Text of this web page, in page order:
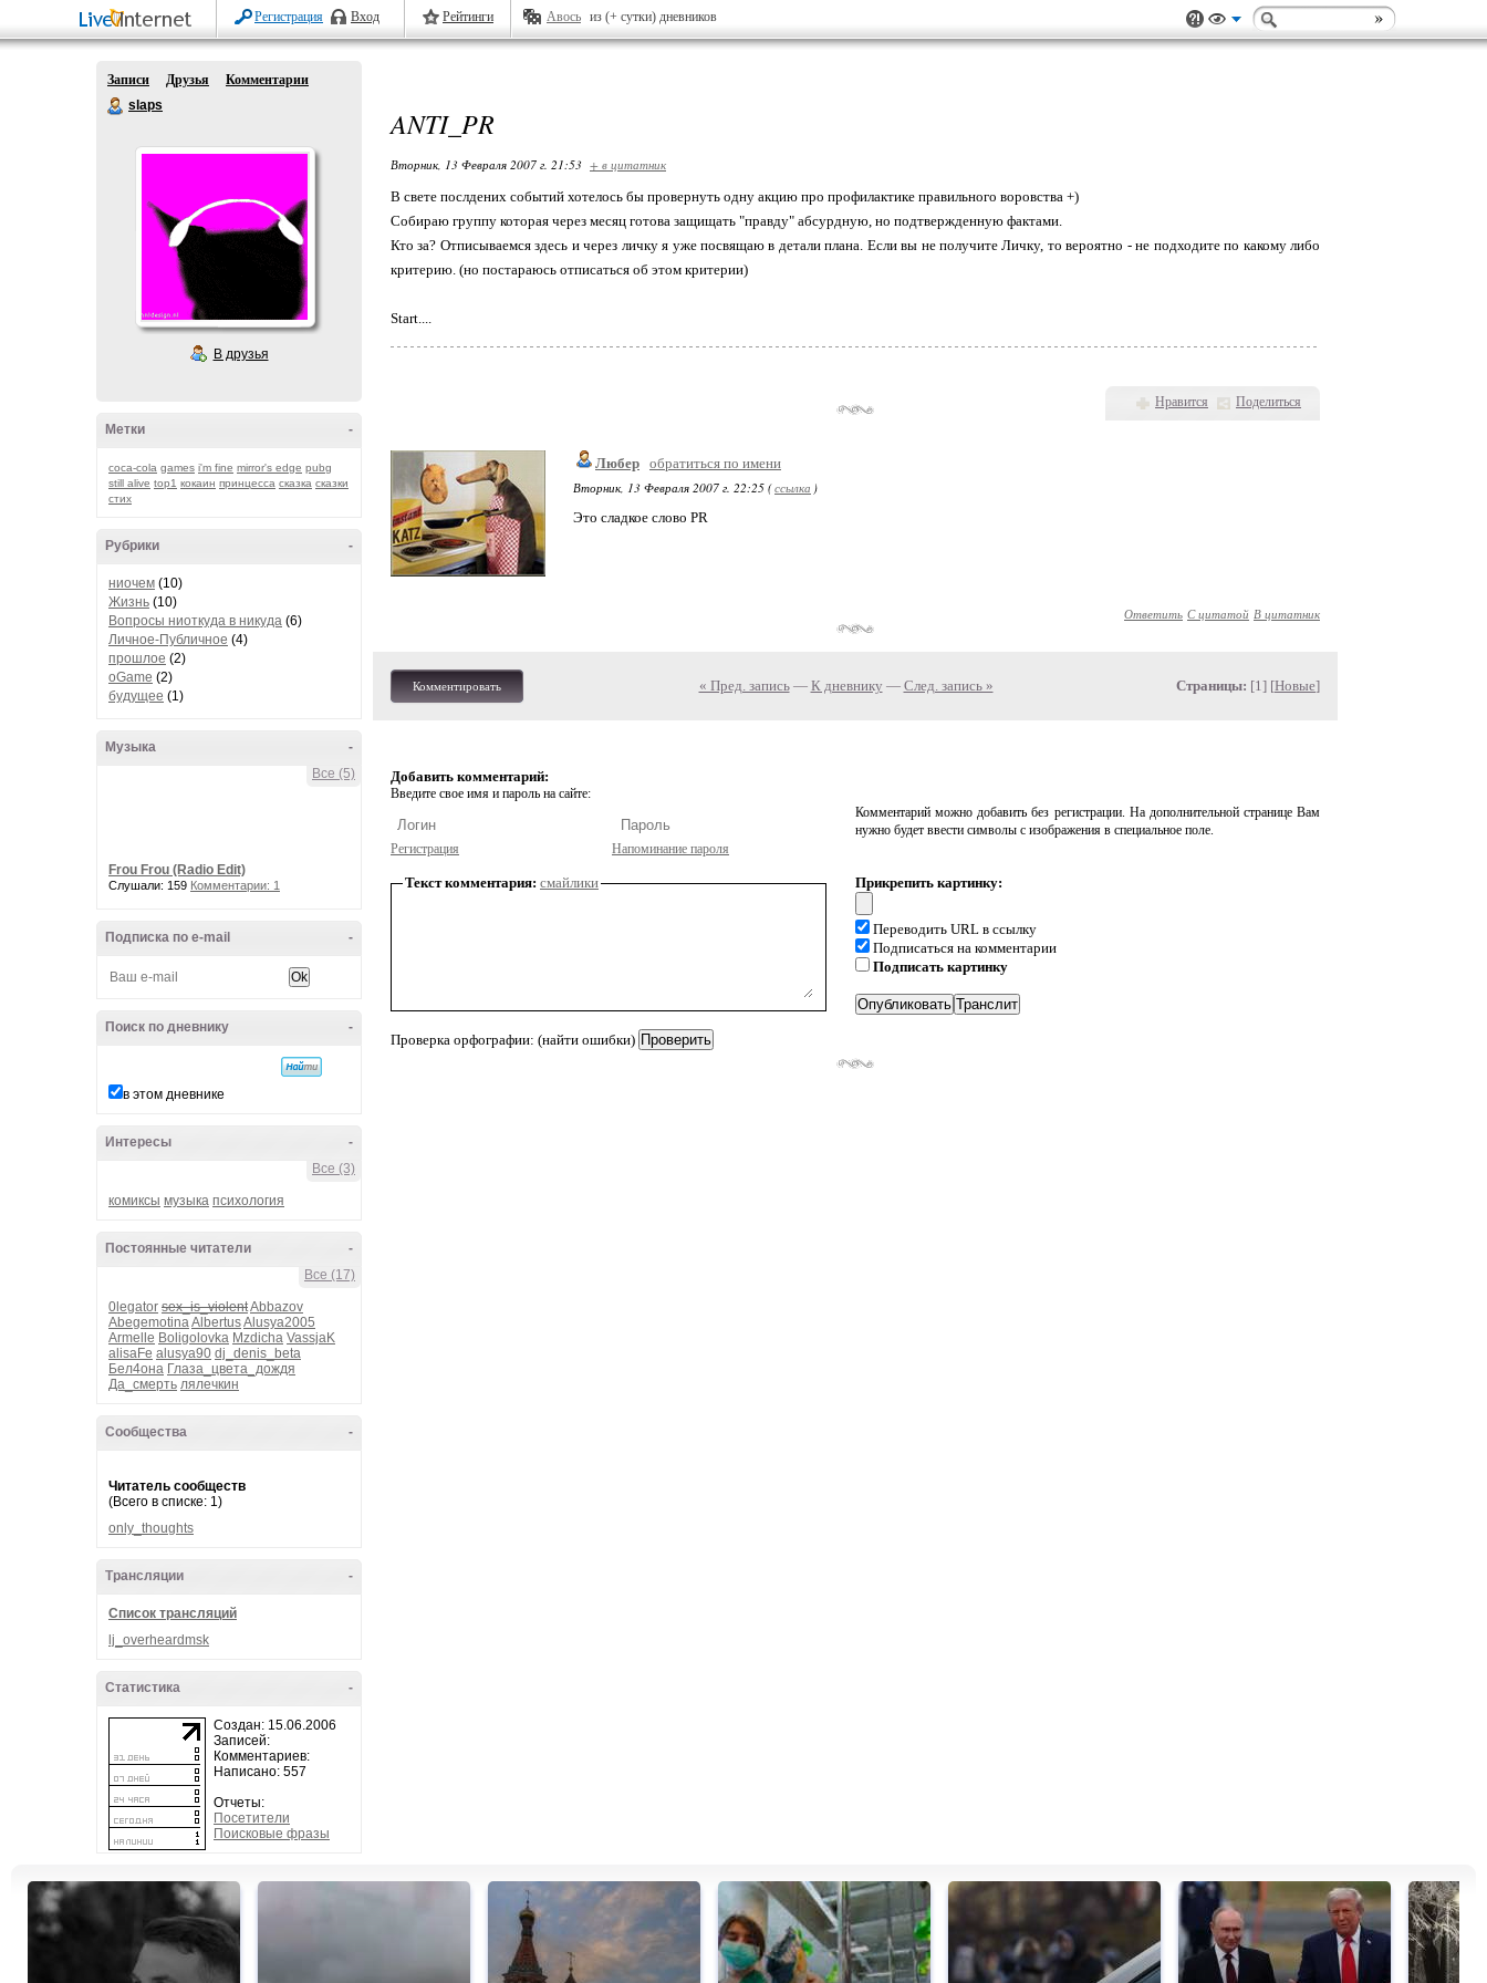
Регистрация Вход Рейтинги Авось из (+ сутки) дневников
Записи Друзья
Комментарии
slaps
В друзья
-
Метки
coca-cola games i'm fine mirror's edge pubg
still alive top1 кокаин принцесса сказка сказки
стих
-
Рубрики
ниочем (10)
Жизнь (10)
Вопросы ниоткуда в никуда (6)
Личное-Публичное (4)
прошлое (2)
oGame (2)
будущее (1)
-
Музыка
Все (5)
Frou Frou (Radio Edit)
Слушали: 159 Комментарии: 1
-
Подписка по e-mail
-
Поиск по дневнику
в этом дневнике
-
Интересы
Все (3)
комиксы музыка психология
-
Постоянные читатели
Все (17)
0legator sex_is_violentAbbazov
AbegemotinaAlbertusAlusya2005
Armelle Boligolovka Mzdicha VassjaK
alisaFe alusya90 dj_denis_beta
Бел4она Глаза_цвета_дождя
Да_смерть лялечкин
-
Сообщества
Читатель сообществ
(Всего в списке: 1)
only_thoughts
-
Трансляции
Список трансляций
lj_overheardmsk
-
Статистика
Создан: 15.06.2006
Записей:
Комментариев:
Написано: 557
Отчеты:
Посетители
Поисковые фразы
ANTI_PR
Вторник, 13 Февраля 2007 г. 21:53 + в цитатник
В свете послдених событий хотелось бы провернуть одну акцию про профилактике правильного воровства +)
Собираю группу которая через месяц готова защищать "правду" абсурдную, но подтвержденную фактами.
Кто за? Отписываемся здесь и через личку я уже посвящаю в детали плана. Если вы не получите Личку, то вероятно - не подходите по какому либо
критерию. (но постараюсь отписаться об этом критерии)
Start....
Нравится Поделиться
Любер обратиться по имени
Вторник, 13 Февраля 2007 г. 22:25 (ссылка )
Это сладкое слово PR
Ответить С цитатой В цитатник
Комментировать « Пред. запись— К дневнику — След. запись » Страницы: [1] [Новые]
Добавить комментарий:
Введите свое имя и пароль на сайте:
Регистрация Напоминание пароля
Комментарий можно добавить без регистрации. На дополнительной странице Вам
нужно будет ввести символы с изображения в специальное поле.
Текст комментария: смайлики
Проверка орфографии: (найти ошибки)
Прикрепить картинку:
Переводить URL в ссылку
Подписаться на комментарии
Подписать картинку